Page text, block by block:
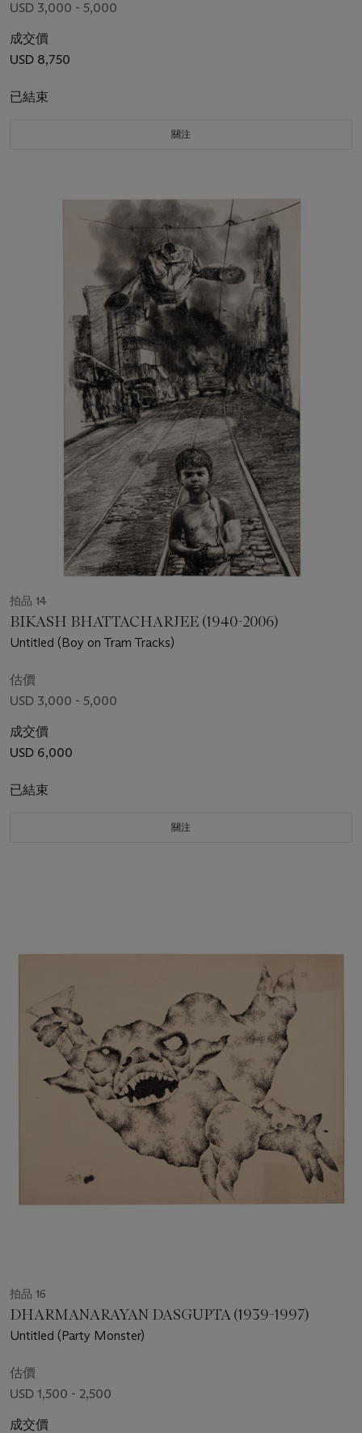
USD 3,000 - 5,000
成交價
USD 8,750
已結束
關注
拍品 14
BIKASH BHATTACHARJEE (1940-2006)
Untitled (Boy on Tram Tracks)
估價
USD 3,000 - 5,000
成交價
USD 6,000
已結束
關注
拍品 16
DHARMANARAYAN DASGUPTA (1939-1997)
Untitled (Party Monster)
估價
USD 1,500 - 2,500
成交價